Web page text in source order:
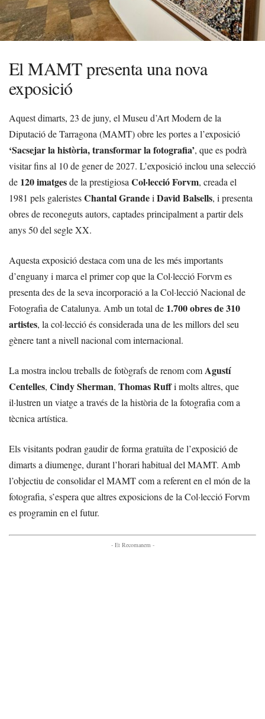
El MAMT presenta una nova
exposició
Aquest dimarts, 23 de juny, el Museu d’Art Modern de la
Diputació de Tarragona (MAMT) obre les portes a l’exposició
‘Sacsejar la història, transformar la fotografia’, que es podrà
visitar fins al 10 de gener de 2027. L’exposició inclou una selecció
de 120 imatgesde la prestigiosa Col·lecció Forvm, creada el
1981 pels galeristesChantal Grandei David Balsells, i presenta
obres de reconeguts autors, captades principalment a partir dels
anys 50 del segle XX.
Aquesta exposició destaca com una de les més importants
d’enguany i marca el primer cop que la Col·lecció Forvm es
presenta des de la seva incorporació a la Col·lecció Nacional de
Fotografia de Catalunya. Amb un total de 1.700 obres de 310
artistes, la col·lecció és considerada una de les millors del seu
gènere tant a nivell nacional com internacional.
La mostra inclou treballs de fotògrafs de renom comAgustí
Centelles, Cindy Sherman, Thomas Ruffi molts altres, que
il·lustren un viatge a través de la història de la fotografia com a
tècnica artística.
Els visitants podran gaudir de forma gratuïta de l’exposició de
dimarts a diumenge, durant l’horari habitual del MAMT. Amb
l’objectiu de consolidar el MAMT com a referent en el món de la
fotografia, s’espera que altres exposicions de la Col·lecció Forvm
es programin en el futur.
- Et Recomanem -